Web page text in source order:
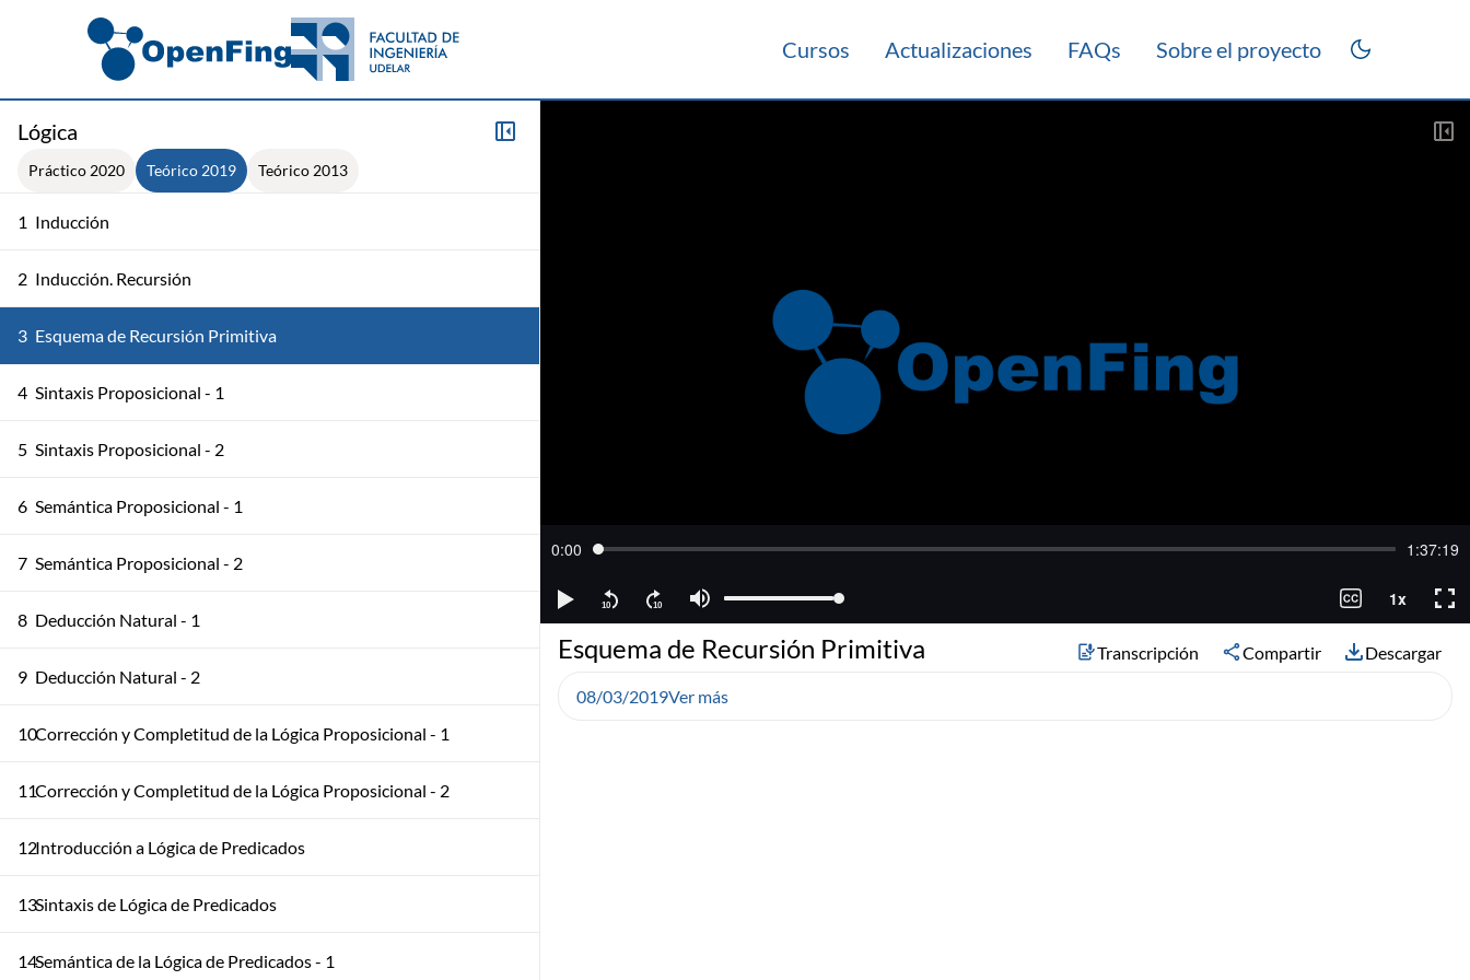
Cursos Actualizaciones FAQs Sobre el proyecto
Lógica
Práctico 2020 Teórico 2019 Teórico 2013
1 Inducción
2 Inducción. Recursión
3 Esquema de Recursión Primitiva
4 Sintaxis Proposicional - 1
5 Sintaxis Proposicional - 2
6 Semántica Proposicional - 1
7 Semántica Proposicional - 2
8 Deducción Natural - 1
9 Deducción Natural - 2
10Corrección y Completitud de la Lógica Proposicional - 1
11Corrección y Completitud de la Lógica Proposicional - 2
12Introducción a Lógica de Predicados
13Sintaxis de Lógica de Predicados
14Semántica de la Lógica de Predicados - 1
Esquema de Recursión Primitiva Transcripción Compartir Descargar
08/03/2019Ver más